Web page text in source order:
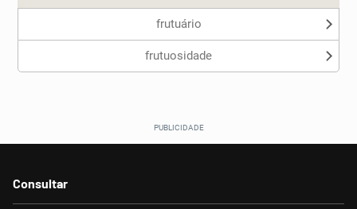
frutuário
frutuosidade
Consultar